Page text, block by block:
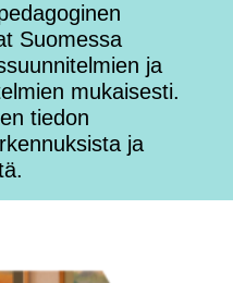
Suomessa
ja
mukaisesti.
tiedon
ja